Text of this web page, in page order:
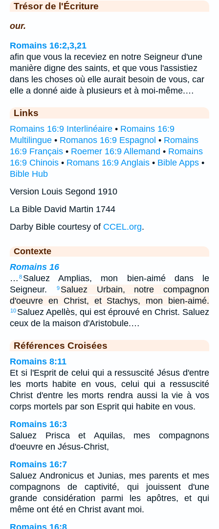
Trésor de l'Écriture
our.
Romains 16:2,3,21
afin que vous la receviez en notre Seigneur d'une
manière digne des saints, et que vous l'assistiez
dans les choses où elle aurait besoin de vous, car
elle a donné aide à plusieurs et à moi-même.…
Links
Romains 16:9 Interlinéaire • Romains 16:9
Multilingue • Romanos 16:9 Espagnol • Romains
16:9 Français • Roemer 16:9 Allemand • Romains
16:9 Chinois • Romans 16:9 Anglais • Bible Apps •
Bible Hub
Version Louis Segond 1910
La Bible David Martin 1744
Darby Bible courtesy of CCEL.org.
Contexte
Romains 16
… 8 Saluez Amplias, mon bien-aimé dans le
Seigneur.
9 Saluez Urbain, notre compagnon
d'oeuvre en Christ, et Stachys, mon bien-aimé.
10 Saluez Apellès, qui est éprouvé en Christ. Saluez
ceux de la maison d'Aristobule.…
Références Croisées
Romains 8:11
Et si l'Esprit de celui qui a ressuscité Jésus d'entre
les morts habite en vous, celui qui a ressuscité
Christ d'entre les morts rendra aussi la vie à vos
corps mortels par son Esprit qui habite en vous.
Romains 16:3
Saluez Prisca et Aquilas, mes compagnons
d'oeuvre en Jésus-Christ,
Romains 16:7
Saluez Andronicus et Junias, mes parents et mes
compagnons de captivité, qui jouissent d'une
grande considération parmi les apôtres, et qui
même ont été en Christ avant moi.